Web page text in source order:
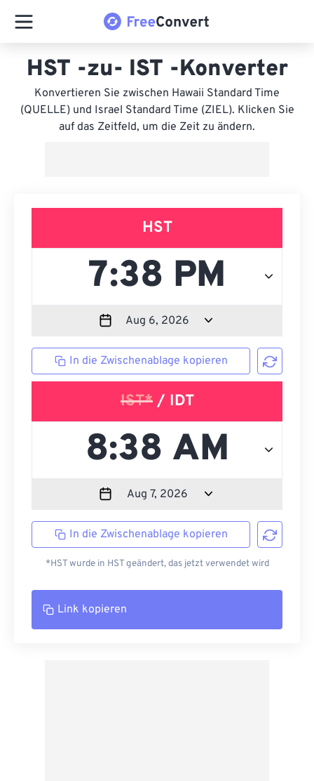
HST -zu- IST -Konverter
Konvertieren Sie zwischen Hawaii Standard Time
(QUELLE) und Israel Standard Time (ZIEL). Klicken Sie
auf das Zeitfeld, um die Zeit zu ändern.
HST
In die Zwischenablage kopieren
IST*/ IDT
In die Zwischenablage kopieren
*HST wurde in HST geändert, das jetzt verwendet wird
Link kopieren